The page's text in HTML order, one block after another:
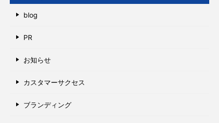
blog
PR
お知らせ
カスタマーサクセス
ブランディング